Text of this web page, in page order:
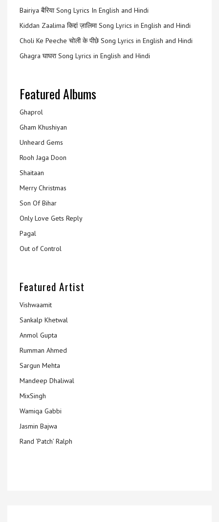
Bairiya बैरिया Song Lyrics In English and Hindi
Kiddan Zaalima किद्दां ज़ालिमा Song Lyrics in English and Hindi
Choli Ke Peeche चोली के पीछे Song Lyrics in English and Hindi
Ghagra घाघरा Song Lyrics in English and Hindi
Featured Albums
Ghaprol
Gham Khushiyan
Unheard Gems
Rooh Jaga Doon
Shaitaan
Merry Christmas
Son Of Bihar
Only Love Gets Reply
Pagal
Out of Control
Featured Artist
Vishwaamit
Sankalp Khetwal
Anmol Gupta
Rumman Ahmed
Sargun Mehta
Mandeep Dhaliwal
MixSingh
Wamiqa Gabbi
Jasmin Bajwa
Rand ‘Patch’ Ralph